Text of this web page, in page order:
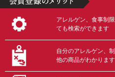
アレルゲン、食事制
ても検索ができます
自分のアレルゲン、
他の商品がわかります